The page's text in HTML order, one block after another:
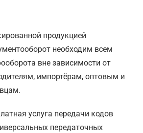
продукцией
необходим всем
вне зависимости от
импортёрам, оптовым и
услуга передачи кодов
передаточных